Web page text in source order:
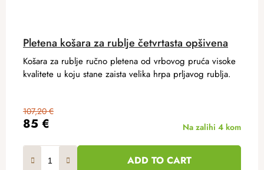
Pletena košara za rublje četvrtasta opšivena
85 €
107,20 €
Na zalihi 4 kom
ADD TO CART
Košara za rublje ručno pletena od vrbovog pruća visoke
kvalitete u koju stane zaista velika hrpa prljavog rublja.